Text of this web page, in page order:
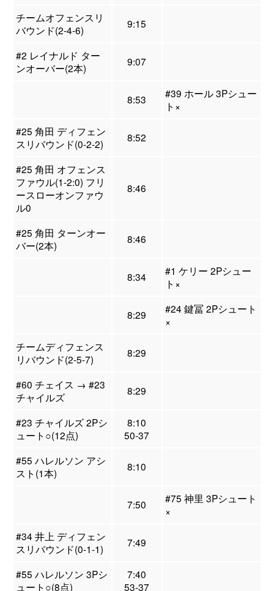
チームオフェンスリ
バウンド(2-4-6)
9:15
#2 レイナルド ター
ンオーバー(2本)
9:07
8:53
#39 ホール 3Pシュー
ト×
#25 角田 ディフェン
スリバウンド(0-2-2)
8:52
#25 角田 オフェンス
ファウル(1-2:0) フリ
ースローオンファウ
ル0
8:46
#25 角田 ターンオー
バー(2本)
8:46
8:34
#1 ケリー 2Pシュー
ト×
8:29
#24 鍵冨 2Pシュート
×
チームディフェンス
リバウンド(2-5-7)
8:29
#60 チェイス → #23
チャイルズ
8:29
#23 チャイルズ 2Pシ
ュート○(12点)
8:10
50-37
#55 ハレルソン アシ
スト(1本)
8:10
7:50
#75 神里 3Pシュート
×
#34 井上 ディフェン
スリバウンド(0-1-1)
7:49
#55 ハレルソン 3Pシ
ュート○(8点)
7:40
53-37